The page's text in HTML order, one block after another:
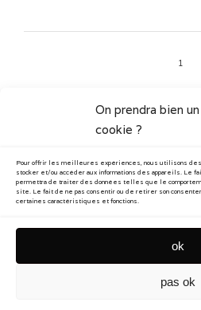
On prendra bien
cookie ?
Pour offrir les meilleures expériences, nous utilisons
stocker et/ou accéder aux informations des appareils. Le
permettra de traiter des données telles que le
site. Le fait de ne pas consentir ou de retirer son
certaines caractéristiques et fonctions.
ok
pas ok
1
Art vidéo
Documentaire